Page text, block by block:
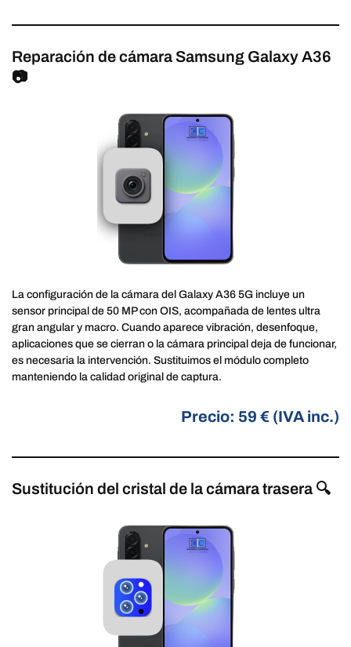
Reparación de cámara Samsung Galaxy A36
📷
La configuración de la cámara del Galaxy A36 5G incluye un
sensor principal de 50 MP con OIS, acompañada de lentes ultra
gran angular y macro. Cuando aparece vibración, desenfoque,
aplicaciones que se cierran o la cámara principal deja de funcionar,
es necesaria la intervención. Sustituimos el módulo completo
manteniendo la calidad original de captura.
Precio: 59 € (IVA inc.)
Sustitución del cristal de la cámara trasera 🔍